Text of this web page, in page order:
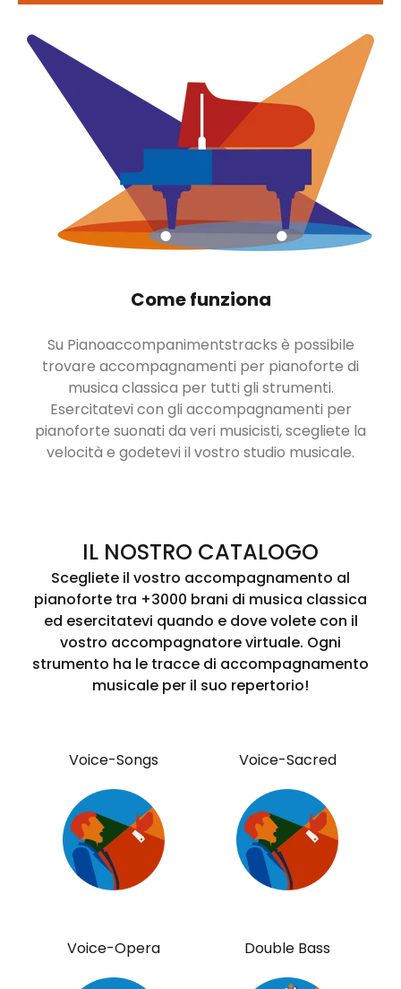
Come funziona
Su Pianoaccompanimentstracks è possibile
trovare accompagnamenti per pianoforte di
musica classica per tutti gli strumenti.
Esercitatevi con gli accompagnamenti per
pianoforte suonati da veri musicisti, scegliete la
velocità e godetevi il vostro studio musicale.
IL NOSTRO CATALOGO
Scegliete il vostro accompagnamento al
pianoforte tra +3000 brani di musica classica
ed esercitatevi quando e dove volete con il
vostro accompagnatore virtuale. Ogni
strumento ha le tracce di accompagnamento
musicale per il suo repertorio!
Voice-Songs Voice-Sacred
Voice-Opera Double Bass